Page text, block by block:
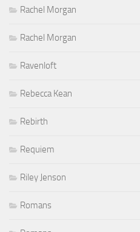
Rachel Morgan
Rachel Morgan
Ravenloft
Rebecca Kean
Rebirth
Requiem
Riley Jenson
Romans